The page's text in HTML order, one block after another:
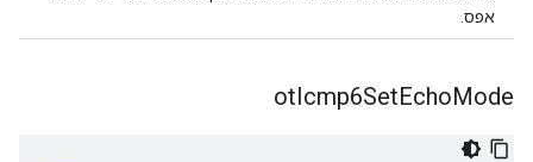
אפס.
otIcmp6SetEchoMode